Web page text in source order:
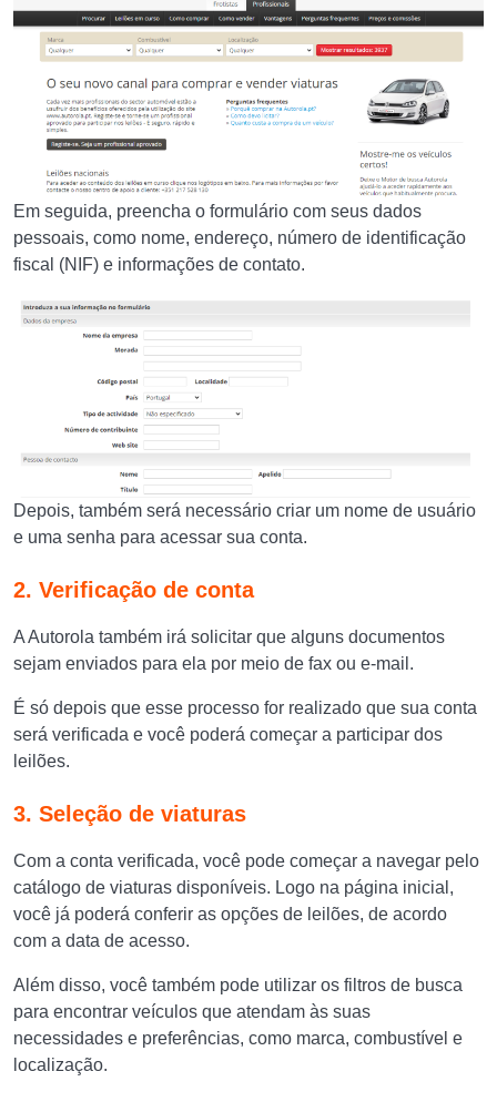
Em seguida, preencha o formulário com seus dados
pessoais, como nome, endereço, número de identificação
fiscal (NIF) e informações de contato.
Depois, também será necessário criar um nome de usuário
e uma senha para acessar sua conta.
2. Verificação de conta
A Autorola também irá solicitar que alguns documentos
sejam enviados para ela por meio de fax ou e-mail.
É só depois que esse processo for realizado que sua conta
será verificada e você poderá começar a participar dos
leilões.
3. Seleção de viaturas
Com a conta verificada, você pode começar a navegar pelo
catálogo de viaturas disponíveis. Logo na página inicial,
você já poderá conferir as opções de leilões, de acordo
com a data de acesso.
Além disso, você também pode utilizar os filtros de busca
para encontrar veículos que atendam às suas
necessidades e preferências, como marca, combustível e
localização.